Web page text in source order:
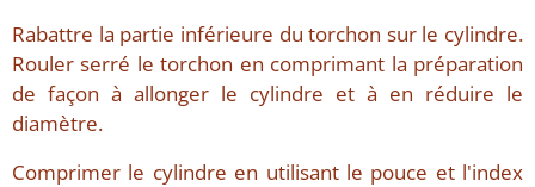
Rabattre la partie inférieure du torchon sur le cylindre.
Rouler serré le torchon en comprimant la préparation
de façon à allonger le cylindre et à en réduire le
diamètre.
Comprimer le cylindre en utilisant le pouce et l'index